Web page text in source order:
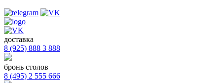
доставка
8 (925) 888 3 888
бронь столов
8 (495) 2 555 666